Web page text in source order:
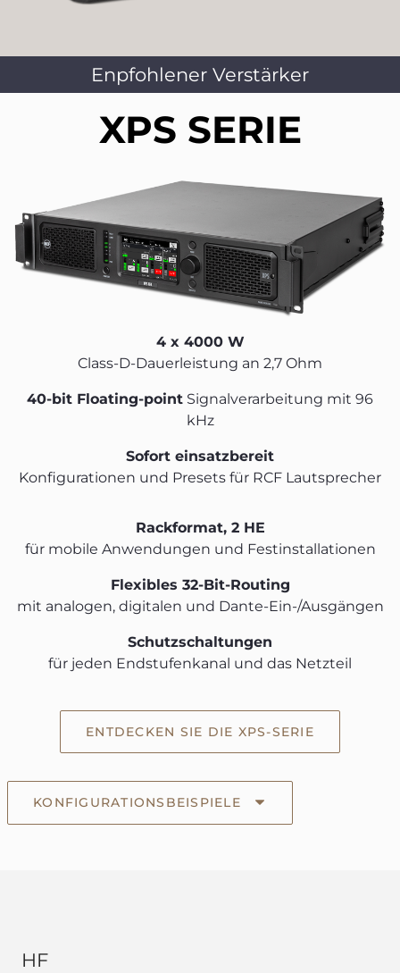
Enpfohlener Verstärker
XPS SERIE
4 x 4000 W
Class-D-Dauerleistung an 2,7 Ohm
40-bit Floating-point Signalverarbeitung mit 96
kHz
Sofort einsatzbereit
Konfigurationen und Presets für RCF Lautsprecher
Rackformat, 2 HE
für mobile Anwendungen und Festinstallationen
Flexibles 32-Bit-Routing
mit analogen, digitalen und Dante-Ein-/Ausgängen
Schutzschaltungen
für jeden Endstufenkanal und das Netzteil
ENTDECKEN SIE DIE XPS-SERIE
KONFIGURATIONSBEISPIELE
HF